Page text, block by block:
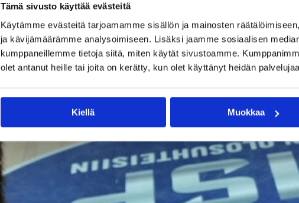
Tämä sivusto käyttää evästeitä
Käytämme evästeitä tarjoamamme sisällön ja mainosten
ja kävijämäärämme analysoimiseen. Lisäksi jaamme sosiaalisen
kumppaneillemme tietoja siitä, miten käytät sivustoamme.
olet antanut heille tai joita on kerätty, kun olet käyttänyt heidän
Kiellä Muokkaa